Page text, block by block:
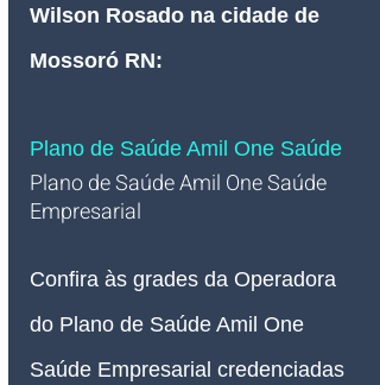
Wilson Rosado na cidade de
Mossoró RN:
Plano de Saúde Amil One Saúde
Plano de Saúde Amil One Saúde
Empresarial
Confira às grades da Operadora
do Plano de Saúde Amil One
Saúde Empresarial credenciadas